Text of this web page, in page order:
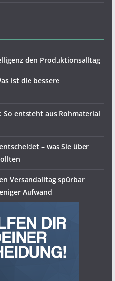
den Produktionsalltag
ist die bessere
So entsteht aus Rohmaterial
– was Sie über
Versandalltag spürbar
Aufwand